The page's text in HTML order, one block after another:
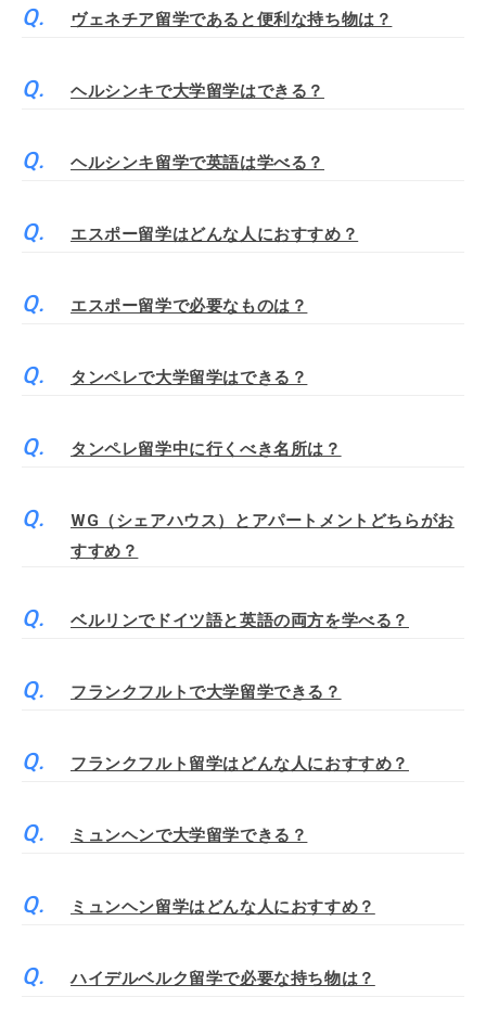
ヴェネチア留学であると便利な持ち物は？
ヘルシンキで大学留学はできる？
ヘルシンキ留学で英語は学べる？
エスポー留学はどんな人におすすめ？
エスポー留学で必要なものは？
タンペレで大学留学はできる？
タンペレ留学中に行くべき名所は？
WG（シェアハウス）とアパートメントどちらがお
すすめ？
ベルリンでドイツ語と英語の両方を学べる？
フランクフルトで大学留学できる？
フランクフルト留学はどんな人におすすめ？
ミュンヘンで大学留学できる？
ミュンヘン留学はどんな人におすすめ？
ハイデルベルク留学で必要な持ち物は？